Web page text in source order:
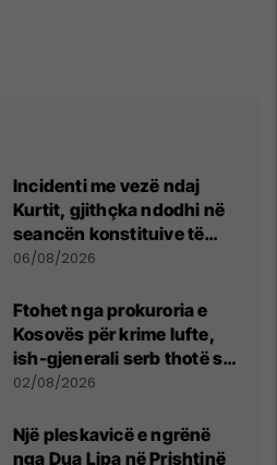
Incidenti me vezë ndaj
Kurtit, gjithçka ndodhi në
seancën konstituive të
Kuvendit
06/08/2026
Ftohet nga prokuroria e
Kosovës për krime lufte,
ish-gjenerali serb thotë se
dikush e tradhtoi në
02/08/2026
Një pleskavicë e ngrënë
nga Dua Lipa në Prishtinë